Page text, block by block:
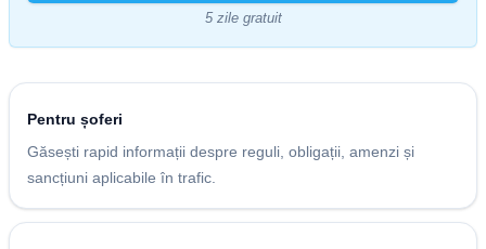
5 zile gratuit
Pentru șoferi
Găsești rapid informații despre reguli, obligații, amenzi și
sancțiuni aplicabile în trafic.